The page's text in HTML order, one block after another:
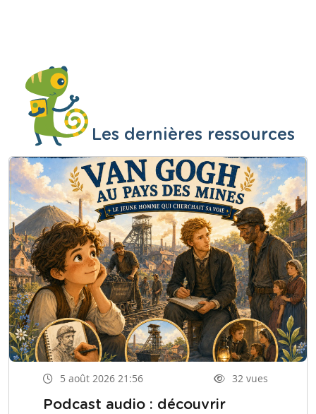
Les dernières ressources
5 août 2026 21:56 32 vues
Podcast audio : découvrir